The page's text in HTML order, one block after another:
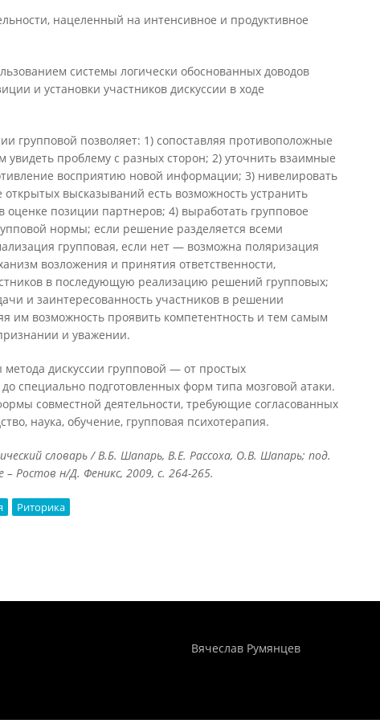
нацеленный на интенсивное и продуктивное
системы логически обоснованных доводов
и установки участников дискуссии в ходе
групповой позволяет: 1) сопоставляя противоположные
увидеть проблему с разных сторон; 2) уточнить взаимные
восприятию новой информации; 3) нивелировать
высказываний есть возможность устранить
оценке позиции партнеров; 4) выработать групповое
нормы; если решение разделяется всеми
групповая, если нет — возможна поляризация
возложения и принятия ответственности,
в последующую реализацию решений групповых;
и заинтересованность участников в решении
им возможность проявить компетентность и тем самым
и уважении.
дискуссии групповой — от простых
специально подготовленных форм типа мозговой атаки.
совместной деятельности, требующие согласованных
наука, обучение, групповая психотерапия.
словарь / В.Б. Шапарь, В.Е. Рассоха, О.В. Шапарь; под.
Ростов н/Д. Феникс, 2009, с. 264-265.
Риторика
Вячеслав Румянцев